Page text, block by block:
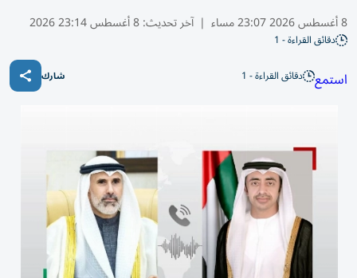
8 أغسطس 2026 23:07 مساء | آخر تحديث:8 أغسطس 23:14 2026
دقائق القراءة - 1
استمع دقائق القراءة - 1 شارك